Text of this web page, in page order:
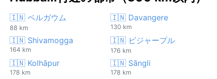
🇮🇳 ベルガウム
88 km
🇮🇳 Davangere
130 km
🇮🇳 Shivamogga
164 km
🇮🇳 ビジャープル
176 km
🇮🇳 Kolhāpur
178 km
🇮🇳 Sāngli
178 km